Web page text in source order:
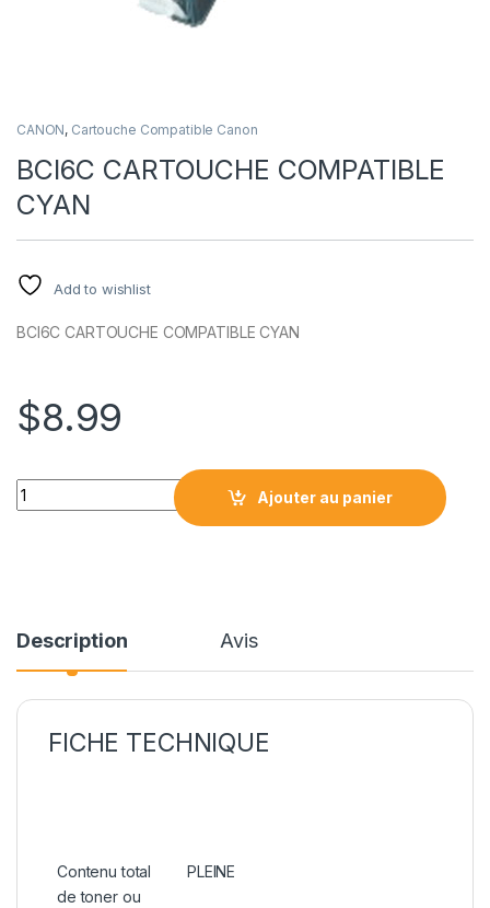
CANON, Cartouche Compatible Canon
BCI6C CARTOUCHE COMPATIBLE
CYAN
Add to wishlist
BCI6C CARTOUCHE COMPATIBLE CYAN
$8.99
BCI6C CARTOUCHE COMPATIBLE CYAN quantity
Ajouter au panier
Description Avis
FICHE TECHNIQUE
Contenu total
de toner ou
PLEINE